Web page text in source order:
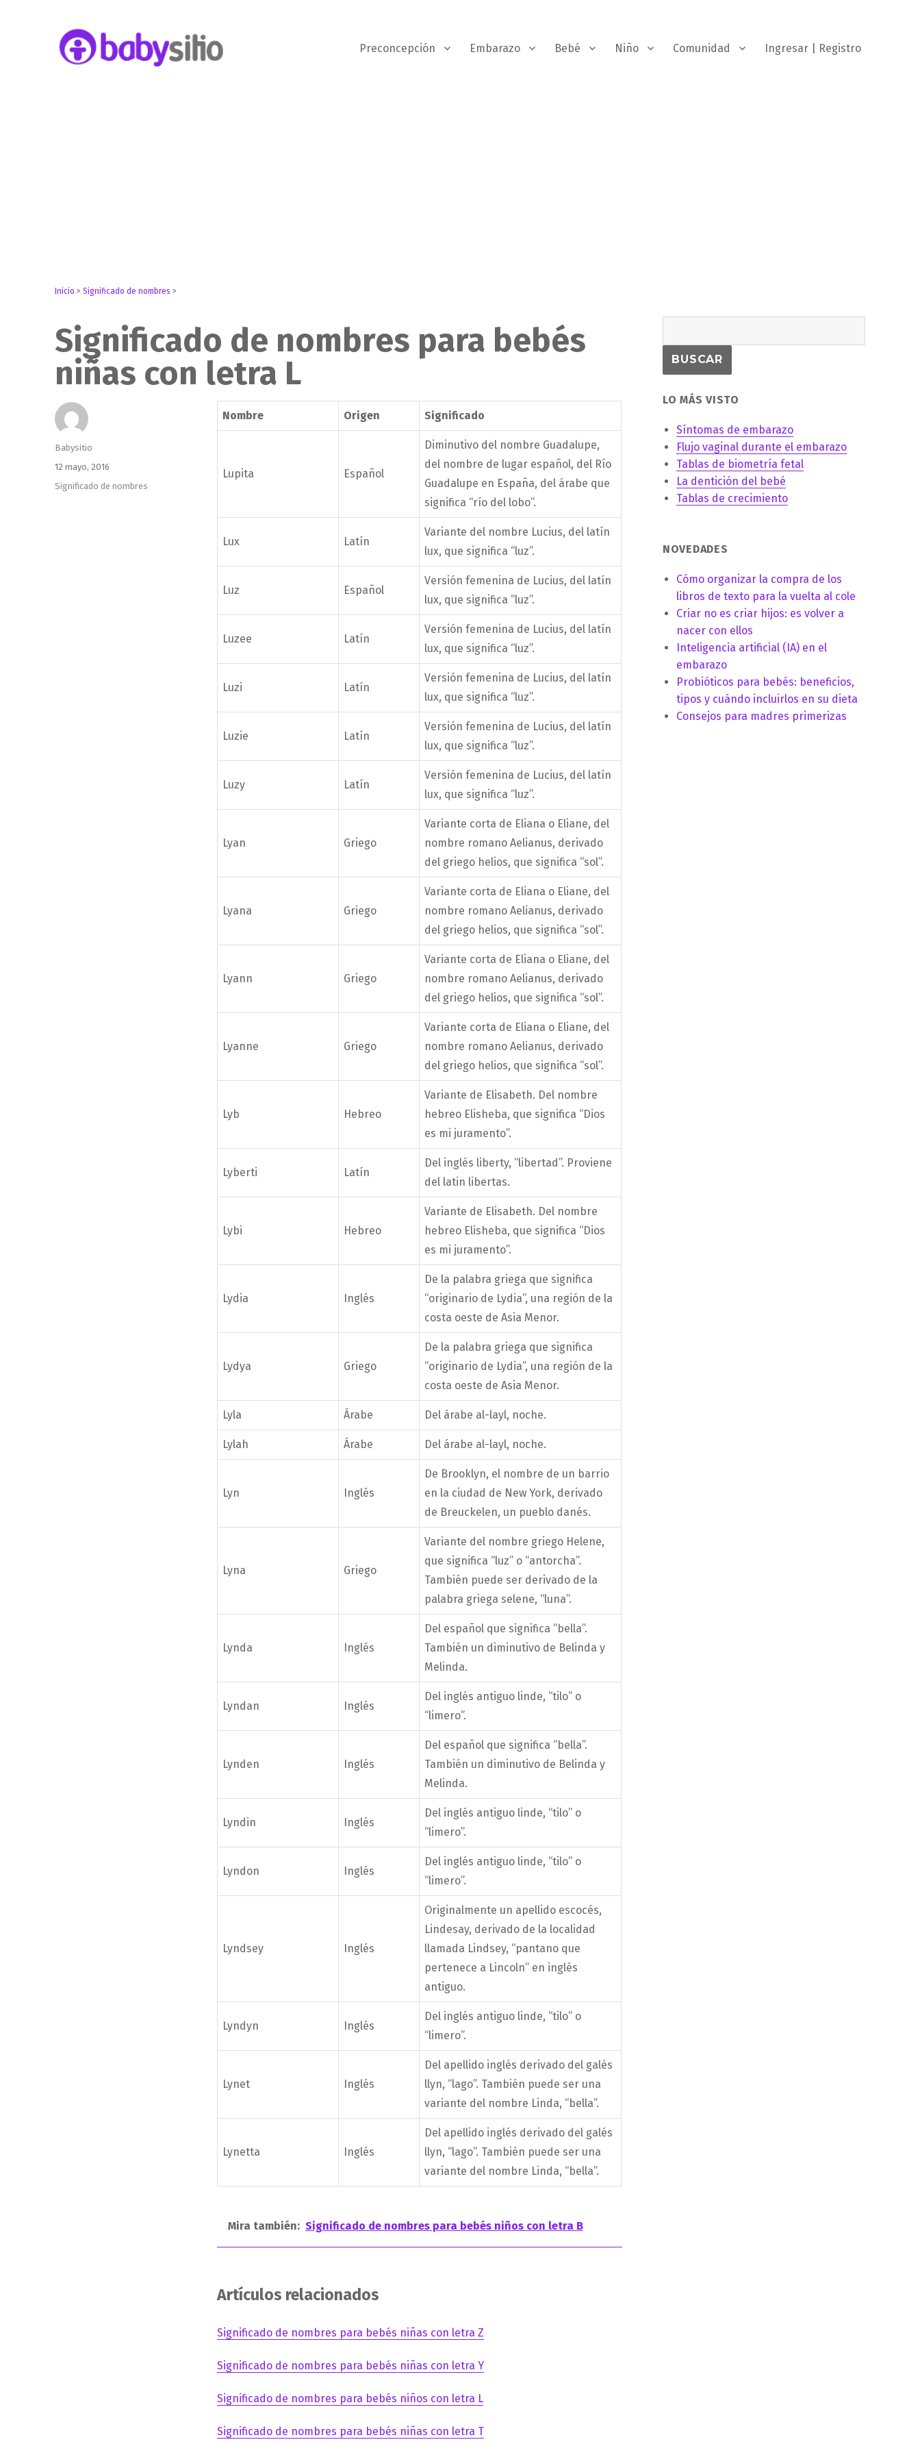
Preconcepción Embarazo Bebé Niño Comunidad Ingresar | Registro
Inicio >Significado de nombres >
Significado de nombres para bebés
niñas con letra L
Nombre Origen Significado
Lupita Español
Diminutivo del nombre Guadalupe,
del nombre de lugar español, del Río
Guadalupe en España, del árabe que
significa “río del lobo”.
Lux Latín
Variante del nombre Lucius, del latín
lux, que significa “luz”.
Luz Español
Versión femenina de Lucius, del latín
lux, que significa “luz”.
Luzee Latín
Versión femenina de Lucius, del latín
lux, que significa “luz”.
Luzi Latín
Versión femenina de Lucius, del latín
lux, que significa “luz”.
Luzie Latín
Versión femenina de Lucius, del latín
lux, que significa “luz”.
Luzy Latín
Versión femenina de Lucius, del latín
lux, que significa “luz”.
Lyan Griego
Variante corta de Eliana o Eliane, del
nombre romano Aelianus, derivado
del griego helios, que significa “sol”.
Lyana Griego
Variante corta de Eliana o Eliane, del
nombre romano Aelianus, derivado
del griego helios, que significa “sol”.
Lyann Griego
Variante corta de Eliana o Eliane, del
nombre romano Aelianus, derivado
del griego helios, que significa “sol”.
Lyanne Griego
Variante corta de Eliana o Eliane, del
nombre romano Aelianus, derivado
del griego helios, que significa “sol”.
Lyb Hebreo
Variante de Elisabeth. Del nombre
hebreo Elisheba, que significa “Dios
es mi juramento”.
Lyberti Latín
Del inglés liberty, “libertad”. Proviene
del latin libertas.
Lybi Hebreo
Variante de Elisabeth. Del nombre
hebreo Elisheba, que significa “Dios
es mi juramento”.
Lydia Inglés
De la palabra griega que significa
“originario de Lydia”, una región de la
costa oeste de Asia Menor.
Lydya Griego
De la palabra griega que significa
“originario de Lydia”, una región de la
costa oeste de Asia Menor.
Lyla Árabe Del árabe al-layl, noche.
Lylah Árabe Del árabe al-layl, noche.
Lyn Inglés
De Brooklyn, el nombre de un barrio
en la ciudad de New York, derivado
de Breuckelen, un pueblo danés.
Lyna Griego
Variante del nombre griego Helene,
que significa “luz” o “antorcha”.
También puede ser derivado de la
palabra griega selene, “luna”.
Lynda Inglés
Del español que significa “bella”.
También un diminutivo de Belinda y
Melinda.
Lyndan Inglés
Del inglés antiguo linde, “tilo” o
“limero”.
Lynden Inglés
Del español que significa “bella”.
También un diminutivo de Belinda y
Melinda.
Lyndin Inglés
Del inglés antiguo linde, “tilo” o
“limero”.
Lyndon Inglés
Del inglés antiguo linde, “tilo” o
“limero”.
Lyndsey Inglés
Originalmente un apellido escocés,
Lindesay, derivado de la localidad
llamada Lindsey, “pantano que
pertenece a Lincoln” en inglés
antiguo.
Lyndyn Inglés
Del inglés antiguo linde, “tilo” o
“limero”.
Lynet Inglés
Del apellido inglés derivado del galés
llyn, “lago”. También puede ser una
variante del nombre Linda, “bella”.
Lynetta Inglés
Del apellido inglés derivado del galés
llyn, “lago”. También puede ser una
variante del nombre Linda, “bella”.
Mira también: Significado de nombres para bebés niños con letra B
Artículos relacionados
Significado de nombres para bebés niñas con letra Z
Significado de nombres para bebés niñas con letra Y
Significado de nombres para bebés niños con letra L
Significado de nombres para bebés niñas con letra T
Autor
Babysitio
Publicado
el
12 mayo, 2016
Categorías
Significado de nombres
LO MÁS VISTO
Síntomas de embarazo
Flujo vaginal durante el embarazo
Tablas de biometría fetal
La dentición del bebé
Tablas de crecimiento
NOVEDADES
Cómo organizar la compra de los
libros de texto para la vuelta al cole
Criar no es criar hijos: es volver a
nacer con ellos
Inteligencia artificial (IA) en el
embarazo
Probióticos para bebés: beneficios,
tipos y cuándo incluirlos en su dieta
Consejos para madres primerizas